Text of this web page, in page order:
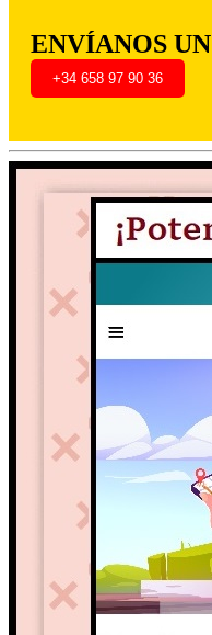
ENVÍANOS UN
+34 658 97 90 36